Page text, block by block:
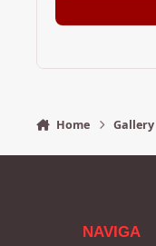
Home Gallery
NAVIGA